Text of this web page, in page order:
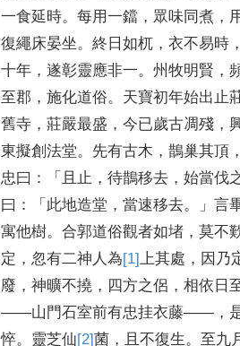
一食延時。每用一鐺 ， 眾味同煮 ，
復繩床晏坐。終日如杌 ，衣不易時
十年 ，遂彰靈應非一。州牧明賢 ，
至郡 ，施化道俗。 天寶初年始出止
舊寺 ，莊嚴最盛 ，今已歲古凋殘 ，
東擬創法堂。 先有古木 ，鵲巢其頂
忠曰 ：「 且止 ，待鵲移去 ，始當伐
曰 ：「 此地造堂 ，當速移去。」言
寓他樹。合郭道俗觀者如堵 ，莫不
定 ，忽有二神人為[1]上其處 ， 因乃
廢 ，神曠不撓 ， 四方之侶 ，相依日
——山門石室前有忠挂衣藤——，
悴。 靈芝仙[2]菌 ， 且不復生。 至九